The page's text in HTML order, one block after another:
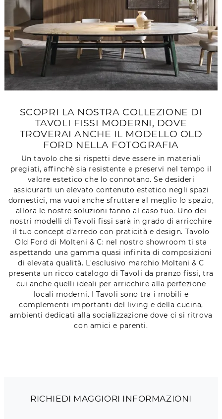
SCOPRI LA NOSTRA COLLEZIONE DI
TAVOLI FISSI MODERNI, DOVE
TROVERAI ANCHE IL MODELLO OLD
FORD NELLA FOTOGRAFIA
Un tavolo che si rispetti deve essere in materiali
pregiati, affinchè sia resistente e preservi nel tempo il
valore estetico che lo connotano. Se desideri
assicurarti un elevato contenuto estetico negli spazi
domestici, ma vuoi anche sfruttare al meglio lo spazio,
allora le nostre soluzioni fanno al caso tuo. Uno dei
nostri modelli di Tavoli fissi sarà in grado di arricchire
il tuo concept d'arredo con praticità e design. Tavolo
Old Ford di Molteni & C: nel nostro showroom ti sta
aspettando una gamma quasi infinita di composizioni
di elevata qualità. L'esclusivo marchio Molteni & C
presenta un ricco catalogo di Tavoli da pranzo fissi, tra
cui anche quelli ideali per arricchire alla perfezione
locali moderni. I Tavoli sono tra i mobili e
complementi importanti del living e della cucina,
ambienti dedicati alla socializzazione dove ci si ritrova
con amici e parenti.
RICHIEDI MAGGIORI INFORMAZIONI